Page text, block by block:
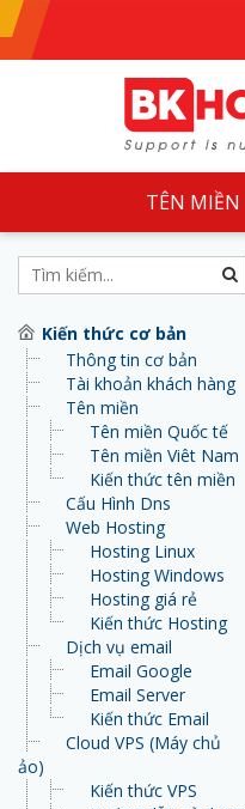
TÊN MIỀN
Kiến thức cơ bản
Thông tin cơ bản
Tài khoản khách hàng
Tên miền
Tên miền Quốc tế
Tên miền Viêt Nam
Kiến thức tên miền
Cấu Hình Dns
Web Hosting
Hosting Linux
Hosting Windows
Hosting giá rẻ
Kiến thức Hosting
Dịch vụ email
Email Google
Email Server
Kiến thức Email
Cloud VPS (Máy chủ
ảo)
Kiến thức VPS